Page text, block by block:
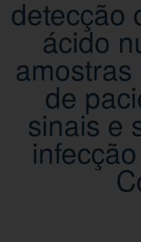
detecção
ácido
de
sinais e